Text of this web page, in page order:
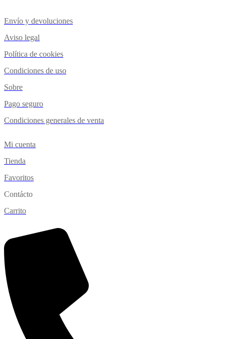
Envío y devoluciones
Aviso legal
Política de cookies
Condiciones de uso
Sobre
Pago seguro
Condiciones generales de venta
Mi cuenta
Tienda
Favoritos
Contácto
Carrito